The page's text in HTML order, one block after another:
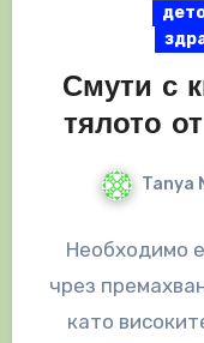
Смути с
тялото
Tanya
Необходимо
чрез
като